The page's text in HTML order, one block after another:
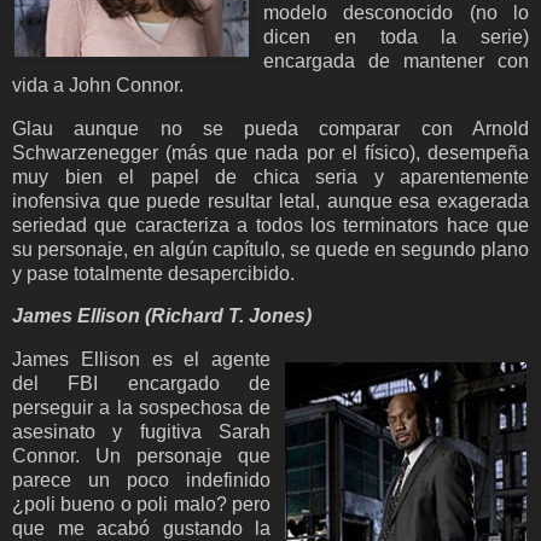
modelo desconocido (no lo
dicen en toda la serie)
encargada de mantener con
vida a John Connor.
Glau aunque no se pueda comparar con Arnold
Schwarzenegger (más que nada por el físico), desempeña
muy bien el papel de chica seria y aparentemente
inofensiva que puede resultar letal, aunque esa exagerada
seriedad que caracteriza a todos los terminators hace que
su personaje, en algún capítulo, se quede en segundo plano
y pase totalmente desapercibido.
James Ellison (Richard T. Jones)
James Ellison es el agente
del FBI encargado de
perseguir a la sospechosa de
asesinato y fugitiva Sarah
Connor. Un personaje que
parece un poco indefinido
¿poli bueno o poli malo? pero
que me acabó gustando la